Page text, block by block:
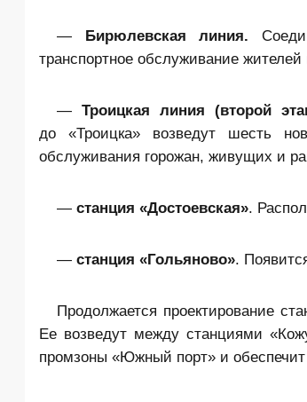
— Бирюлевская линия.
транспортное обслуживание
— Троицкая линия (второй
до «Троицка» возведут шесть
обслуживания горожан, живущих и
— станция «Достоевская».
— станция «Гольяново».
Продолжается проектирование
Ее возведут между станциями
промзоны «Южный порт» и обеспечит